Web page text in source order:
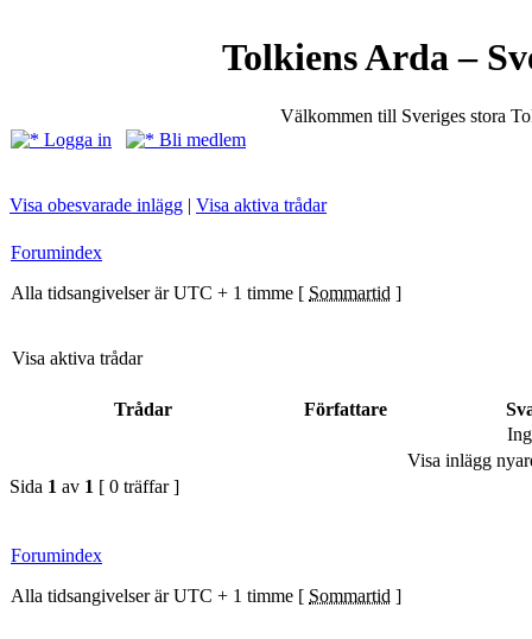
Tolkiens Arda –
Välkommen till Sveriges stora
Logga in
Bli medlem
Visa obesvarade inlägg | Visa aktiva trådar
Forumindex
Alla tidsangivelser är UTC + 1 timme [ Sommartid ]
Visa aktiva trådar
Trådar Författare
Visa inlägg
Sida 1 av 1 [ 0 träffar ]
Forumindex
Alla tidsangivelser är UTC + 1 timme [ Sommartid ]